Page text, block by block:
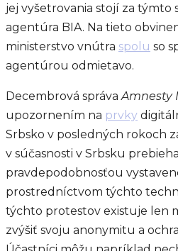
jej vyšetrovania stojí za týmto
agentúra BIA. Na tieto
ministerstvo vnútra spolu so
agentúrou odmietavo.
Decembrová správa Amnesty
upozornením na prvky
Srbsko v posledných rokoch
v súčasnosti v Srbsku
pravdepodobnosťou
prostredníctvom týchto
týchto protestov existuje len
zvýšiť svoju anonymitu a